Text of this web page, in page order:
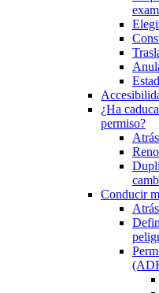
¿Ha
permiso?
Atrás
Conducir
Atrás